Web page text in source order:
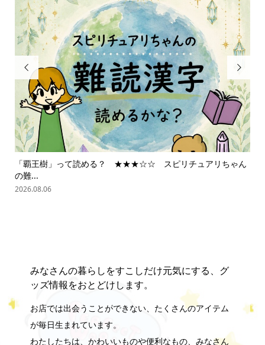

「覇王樹」って読める？ ★★★☆☆ スピリチュアリちゃん
の難...
2026.08.06

みなさんの暮らしをすこしだけ元気にする、グ
ッズ情報をおとどけします。
お店では出会うことができない、たくさんのアイテム
が毎日生まれています。
わたしたちは、かわいいものや便利なもの、みなさん
online store company info contact us share me!